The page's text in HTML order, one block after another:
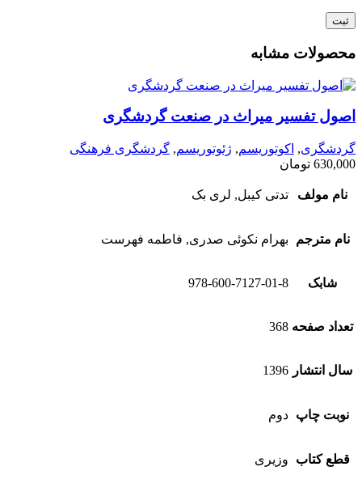
محصولات مشابه
اصول تفسیر میراث در صنعت گردشگری
گردشگری, اکوتوریسم, ژئوتوریسم, گردشگری فرهنگی
630,000 تومان
نام مولف تدتی کیبل, لری بک
نام مترجم بهرام نکوئی صدری, فاطمه فهرست
شابک 978-600-7127-01-8
تعداد صفحه 368
سال انتشار 1396
نوبت چاپ دوم
قطع کتاب وزیری